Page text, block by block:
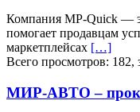
Компания MP-Quick —
помогает продавцам
маркетплейсах […]
Всего просмотров: 182,
МИР-АВТО –